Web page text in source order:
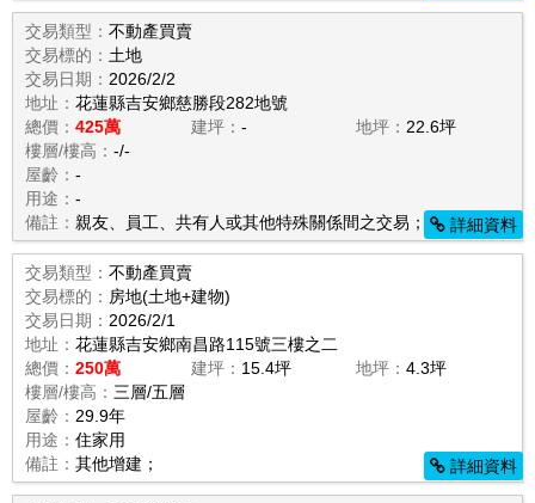
交易類型： 不動產買賣
交易標的： 土地
交易日期： 2026/2/2
地址： 花蓮縣吉安鄉慈勝段282地號
總價： 425萬 建坪： - 地坪： 22.6坪
樓層/樓高： -/-
屋齡： -
用途： -
備註： 親友、員工、共有人或其他特殊關係間之交易； 詳細資料
交易類型： 不動產買賣
交易標的： 房地(土地+建物)
交易日期： 2026/2/1
地址： 花蓮縣吉安鄉南昌路115號三樓之二
總價： 250萬 建坪： 15.4坪 地坪：4.3坪
樓層/樓高： 三層/五層
屋齡： 29.9年
用途： 住家用
備註： 其他增建； 詳細資料